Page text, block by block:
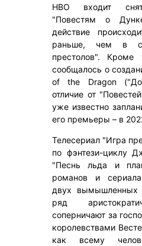
HBO входит
"Повестям о
действие
раньше, чем в
престолов". Кроме
сообщалось о
of the Dragon
отличие от
уже известно
его премьеры – в
Телесериал "Игра
по фэнтези-циклу
"Песнь льда и
романов и
двух вымышленных
ряд
соперничают за
королевствами
как всему